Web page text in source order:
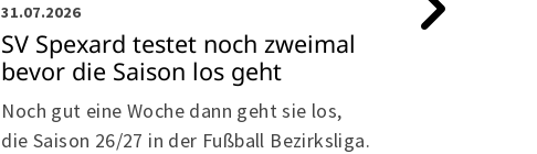
31.07.2026
SV Spexard testet noch zweimal
bevor die Saison los geht
Noch gut eine Woche dann geht sie los,
die Saison 26/27 in der Fußball Bezirksliga.
26.07.2026